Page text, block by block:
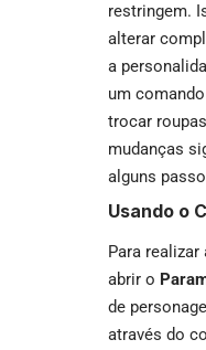
restringem.
alterar
a
um
trocar
mudanças
alguns
Usando o
Para
abrir o
de
através do